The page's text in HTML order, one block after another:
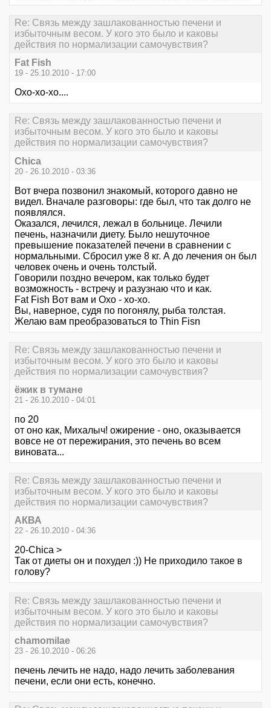
Re: Связь между зашлакованностью печени и
избыточным весом. У кого это было и каковы
действия по нормализации самочувствия?
Fat Fish
19 - 25.10.2010 - 17:00
Охо-хо-хо....
Re: Связь между зашлакованностью печени и
избыточным весом. У кого это было и каковы
действия по нормализации самочувствия?
Chica
20 - 26.10.2010 - 03:36
Вот вчера позвонил знакомый, которого давно не
видел. Вначале разговоры: где был, что так долго не
появлялся.
Оказался, лечился, лежал в больнице. Лечили
печень, назначили диету. Было нешуточное
превышение показателей печени в сравнении с
нормальными. Сбросил уже 8 кг. А до лечения он был
человек очень и очень толстый.
Говорили поздно вечером, как только будет
возможность - встречу и разузнаю что и как.
Fat Fish Вот вам и Охо - хо-хо.
Вы, наверное, судя по погонялу, рыба толстая.
Желаю вам преобразоваться to Thin Fisn
Re: Связь между зашлакованностью печени и
избыточным весом. У кого это было и каковы
действия по нормализации самочувствия?
ёжик в тумане
21 - 26.10.2010 - 04:01
по 20
от оно как, Михалыч! ожирение - оно, оказывается
вовсе не от пережирания, это печень во всем
виновата...
Re: Связь между зашлакованностью печени и
избыточным весом. У кого это было и каковы
действия по нормализации самочувствия?
АКВА
22 - 26.10.2010 - 04:36
20-Chica >
Так от диеты он и похудел :)) Не приходило такое в
голову?
Re: Связь между зашлакованностью печени и
избыточным весом. У кого это было и каковы
действия по нормализации самочувствия?
chamomilae
23 - 26.10.2010 - 06:26
печень лечить не надо, надо лечить заболевания
печени, если они есть, конечно.